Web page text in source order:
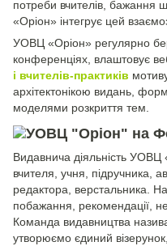
потреби вчителів, бажання
«Оріон» інтегрує цей
УОВЦ «Оріон» регулярно
конференціях, влаштовує
і вчителів-практиків
архітектонікою видань,
моделями розкриття тем.
Видавнича діяльність
вчителя, учня, підручника,
редактора, верстальника.
побажання, рекомендації,
Команда видавництва
утворюємо єдиний